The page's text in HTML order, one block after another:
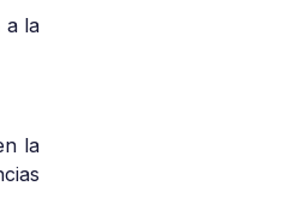
a la
la